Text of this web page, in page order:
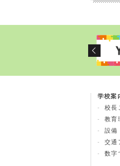
学校案
校長
教育
設備
交通
数字